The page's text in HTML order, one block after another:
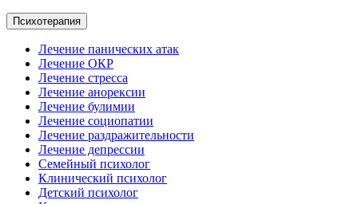
Психотерапия
Лечение панических атак
Лечение ОКР
Лечение стресса
Лечение анорексии
Лечение булимии
Лечение социопатии
Лечение раздражительности
Лечение депрессии
Семейный психолог
Клинический психолог
Детский психолог